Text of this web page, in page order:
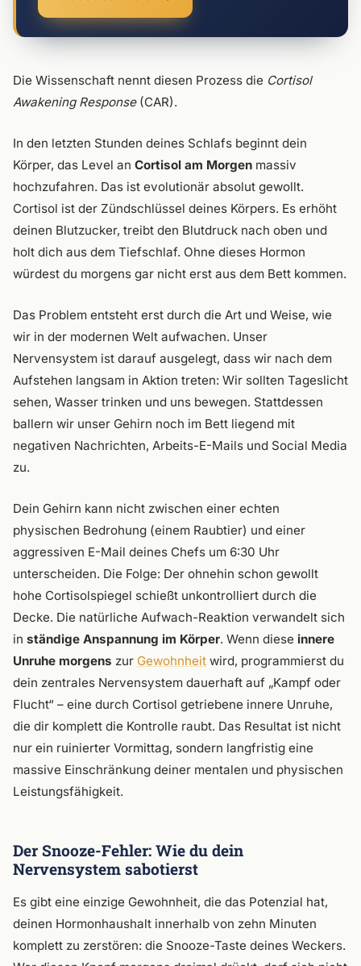
Die Wissenschaft nennt diesen Prozess die Cortisol
Awakening Response(CAR).
In den letzten Stunden deines Schlafs beginnt dein
Körper, das Level an Cortisol am Morgen massiv
hochzufahren. Das ist evolutionär absolut gewollt.
Cortisol ist der Zündschlüssel deines Körpers. Es erhöht
deinen Blutzucker, treibt den Blutdruck nach oben und
holt dich aus dem Tiefschlaf. Ohne dieses Hormon
würdest du morgens gar nicht erst aus dem Bett kommen.
Das Problem entsteht erst durch die Art und Weise, wie
wir in der modernen Welt aufwachen. Unser
Nervensystem ist darauf ausgelegt, dass wir nach dem
Aufstehen langsam in Aktion treten: Wir sollten Tageslicht
sehen, Wasser trinken und uns bewegen. Stattdessen
ballern wir unser Gehirn noch im Bett liegend mit
negativen Nachrichten, Arbeits-E-Mails und Social Media
zu.
Dein Gehirn kann nicht zwischen einer echten
physischen Bedrohung (einem Raubtier) und einer
aggressiven E-Mail deines Chefs um 6:30 Uhr
unterscheiden. Die Folge: Der ohnehin schon gewollt
hohe Cortisolspiegel schießt unkontrolliert durch die
Decke. Die natürliche Aufwach-Reaktion verwandelt sich
in ständige Anspannung im Körper. Wenn diese innere
Unruhe morgens zur Gewohnheit wird, programmierst du
dein zentrales Nervensystem dauerhaft auf „Kampf oder
Flucht“ – eine durch Cortisol getriebene innere Unruhe,
die dir komplett die Kontrolle raubt. Das Resultat ist nicht
nur ein ruinierter Vormittag, sondern langfristig eine
massive Einschränkung deiner mentalen und physischen
Leistungsfähigkeit.
Der Snooze-Fehler: Wie du dein
Nervensystem sabotierst
Es gibt eine einzige Gewohnheit, die das Potenzial hat,
deinen Hormonhaushalt innerhalb von zehn Minuten
komplett zu zerstören: die Snooze-Taste deines Weckers.